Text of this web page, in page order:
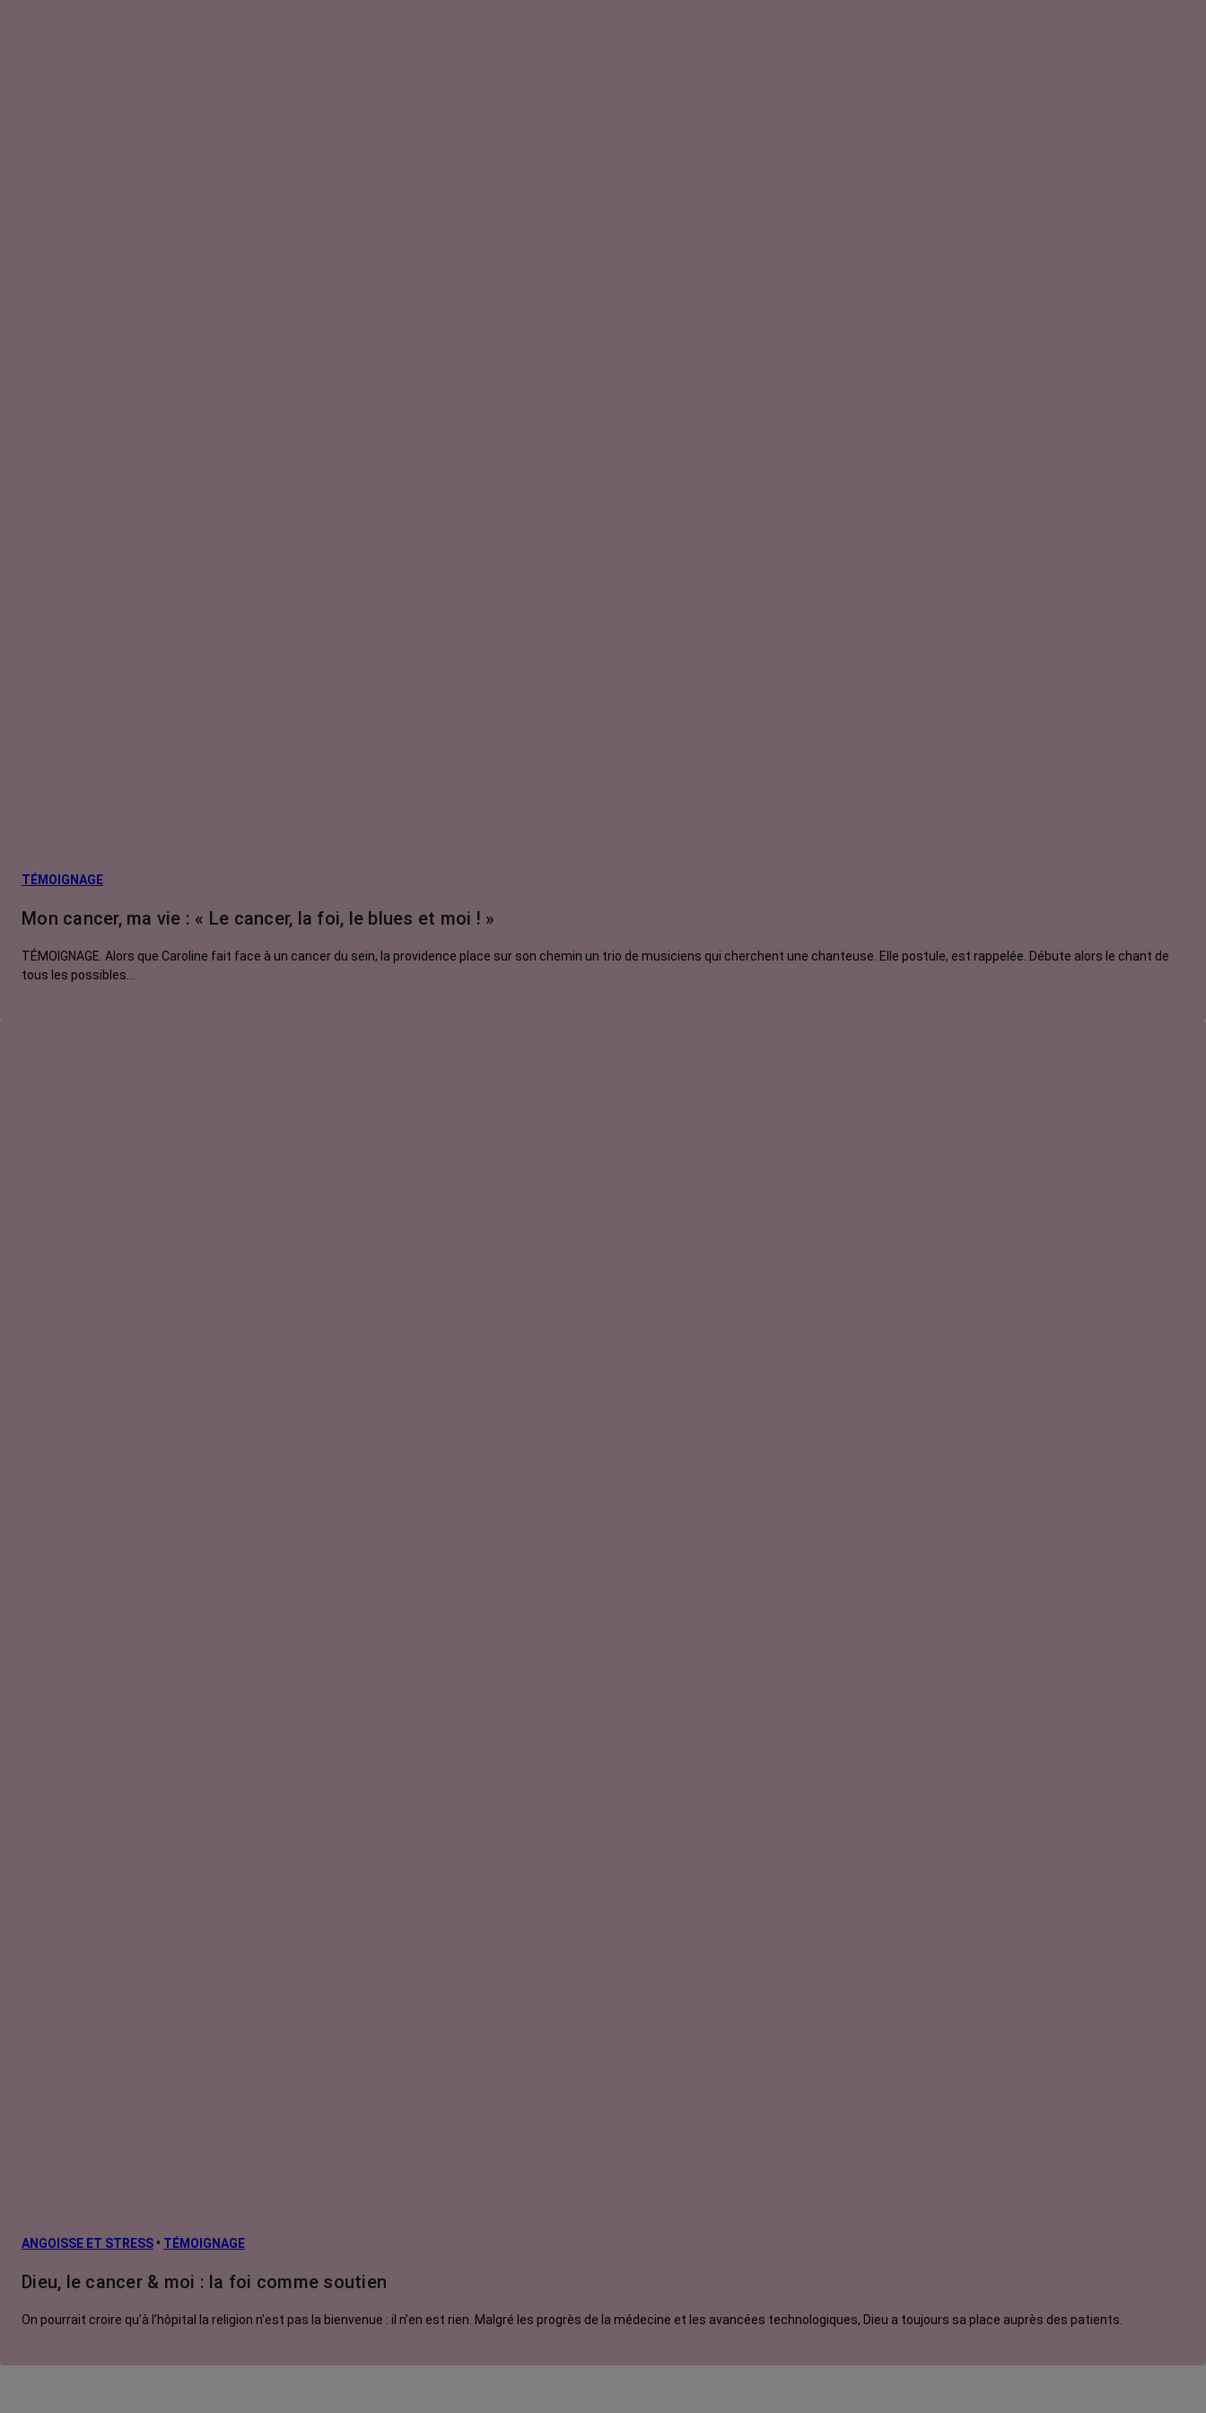
TÉMOIGNAGE
Mon cancer, ma vie : « Le cancer, la foi, le blues et moi ! »
TÉMOIGNAGE. Alors que Caroline fait face à un cancer du sein, la providence place sur son chemin un trio de musiciens qui cherchent une chanteuse. Elle postule, est rappelée. Débute alors le chant de
tous les possibles…
ANGOISSE ET STRESS • TÉMOIGNAGE
Dieu, le cancer & moi : la foi comme soutien
On pourrait croire qu’à l’hôpital la religion n’est pas la bienvenue : il n’en est rien. Malgré les progrès de la médecine et les avancées technologiques, Dieu a toujours sa place auprès des patients.